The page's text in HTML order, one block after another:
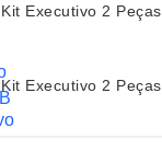
Kit Executivo 2 Peças
Kit Executivo 2 Peças